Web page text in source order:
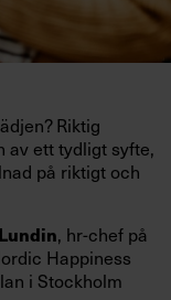
Riktig
av ett tydligt syfte,
på riktigt och
, hr-chef på
Happiness
i Stockholm